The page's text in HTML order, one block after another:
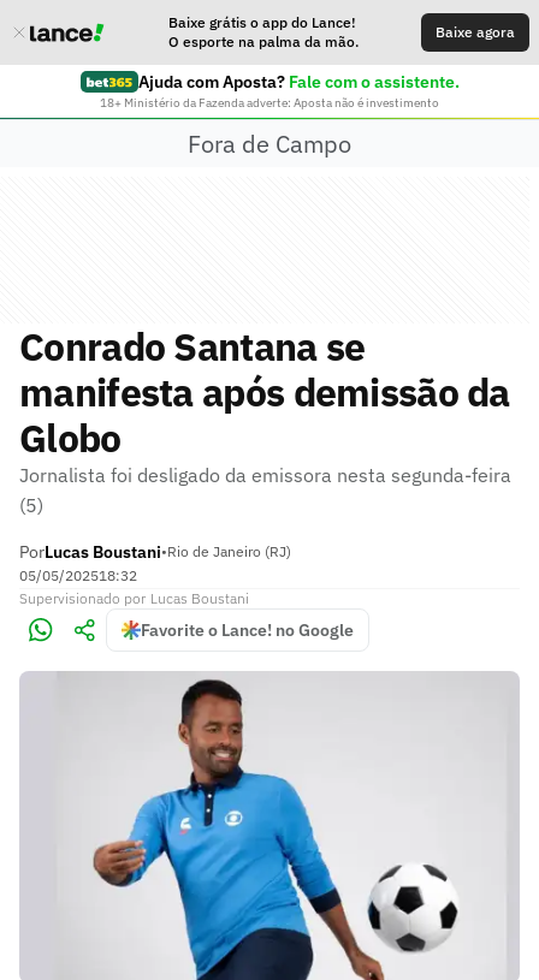
Baixe grátis o app do Lance!
O esporte na palma da mão.
Baixe agora
Ajuda com Aposta? Fale com o assistente.
18+ Ministério da Fazenda adverte: Aposta não é investimento
Fora de Campo
Conrado Santana se
manifesta após demissão da
Globo
Jornalista foi desligado da emissora nesta segunda-feira
(5)
PorLucas Boustani•Rio de Janeiro (RJ)
05/05/202518:32
Supervisionado por Lucas Boustani
Favorite o Lance! no Google